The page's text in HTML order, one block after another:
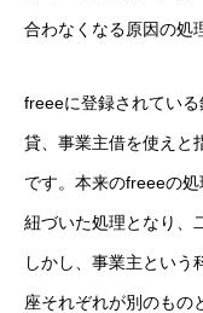
合わなくなる原因の処
freeeに登録されてい
貸、事業主借を使えと
です。本来のfreeeの
紐づいた処理となり、
しかし、事業主という
座それぞれが別のもの